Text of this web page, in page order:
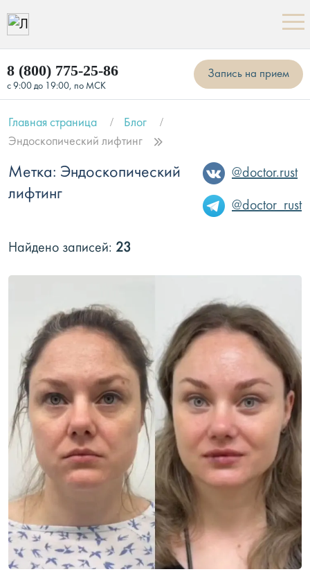
8 (800) 775-25-86
с 9:00 до 19:00, по МСК
Запись на прием
Главная страница
Блог
Эндоскопический лифтинг
Метка: Эндоскопический
лифтинг
@doctor.rust
@doctor_rust
Найдено записей: 23